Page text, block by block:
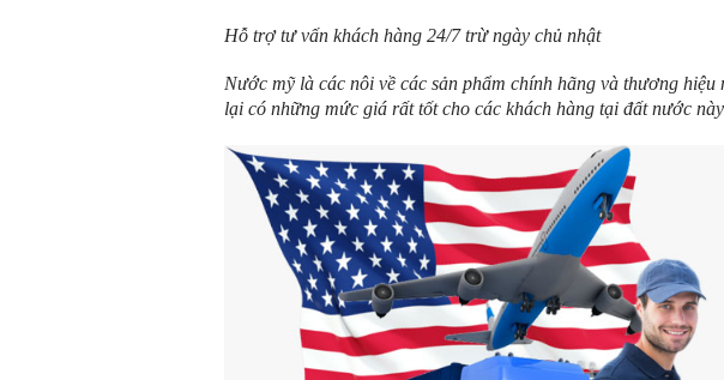
Hỗ trợ tư vấn khách hàng 24/7 trừ ngày chủ nhật
Nước mỹ là các nôi về các sản phẩm chính hãng và thương
lại có những mức giá rất tốt cho các khách hàng tại đất nước này